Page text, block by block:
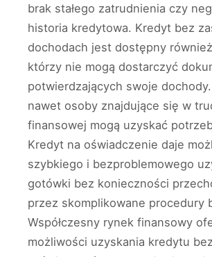
brak stałego zatrudnienia czy
historia kredytowa. Kredyt bez
dochodach jest dostępny
którzy nie mogą dostarczyć
potwierdzających swoje
nawet osoby znajdujące się w
finansowej mogą uzyskać
Kredyt na oświadczenie daje
szybkiego i bezproblemowego
gotówki bez konieczności
przez skomplikowane procedury
Współczesny rynek finansowy
możliwości uzyskania kredytu bez